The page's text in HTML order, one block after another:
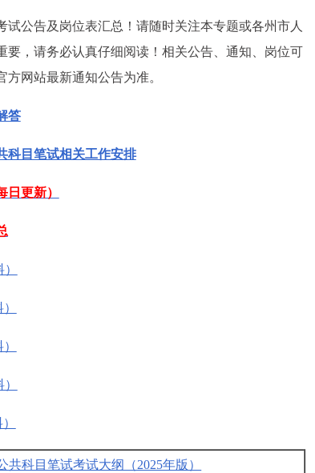
试公告及岗位表汇总！请随时关注本专题或各州市人
，请务必认真仔细阅读！相关公告、通知、岗位可
网站最新通知公告为准。
答
科目笔试相关工作安排
更新）
科目笔试考试大纲（2025年版）